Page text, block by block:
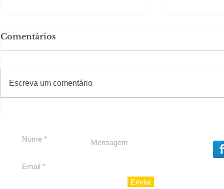
Comentários
Escreva um comentário
#Sugestões
Enviar